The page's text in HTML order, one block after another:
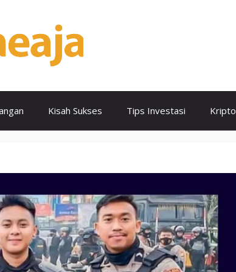
Kisah Sukses Tips Investasi Kripto